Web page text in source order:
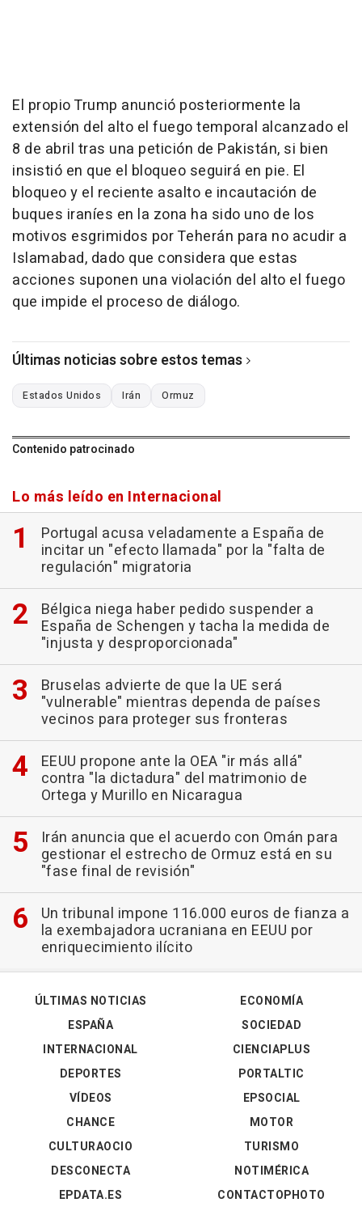
El propio Trump anunció posteriormente la
extensión del alto el fuego temporal alcanzado el
8 de abril tras una petición de Pakistán, si bien
insistió en que el bloqueo seguirá en pie. El
bloqueo y el reciente asalto e incautación de
buques iraníes en la zona ha sido uno de los
motivos esgrimidos por Teherán para no acudir a
Islamabad, dado que considera que estas
acciones suponen una violación del alto el fuego
que impide el proceso de diálogo.
Últimas noticias sobre estos temas
Estados Unidos Irán Ormuz
Contenido patrocinado
Lo más leído en Internacional
Portugal acusa veladamente a España de
incitar un "efecto llamada" por la "falta de
regulación" migratoria
Bélgica niega haber pedido suspender a
España de Schengen y tacha la medida de
"injusta y desproporcionada"
Bruselas advierte de que la UE será
"vulnerable" mientras dependa de países
vecinos para proteger sus fronteras
EEUU propone ante la OEA "ir más allá"
contra "la dictadura" del matrimonio de
Ortega y Murillo en Nicaragua
Irán anuncia que el acuerdo con Omán para
gestionar el estrecho de Ormuz está en su
"fase final de revisión"
Un tribunal impone 116.000 euros de fianza a
la exembajadora ucraniana en EEUU por
enriquecimiento ilícito
ÚLTIMAS NOTICIAS
ESPAÑA
INTERNACIONAL
DEPORTES
VÍDEOS
ECONOMÍA
SOCIEDAD
CIENCIAPLUS
PORTALTIC
EPSOCIAL
CHANCE
CULTURAOCIO
DESCONECTA
EPDATA.ES
MOTOR
TURISMO
NOTIMÉRICA
CONTACTOPHOTO